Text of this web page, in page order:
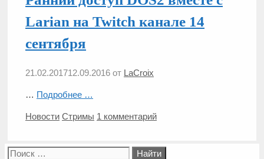
Larian на Twitch канале 14
сентября
21.02.201712.09.2016 от LaCroix
… Подробнее …
Рубрики
Новости Метки
Стримы 1 комментарий
Поиск: